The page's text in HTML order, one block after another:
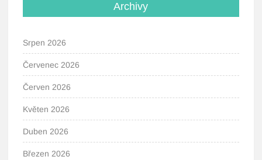
Archivy
Srpen 2026
Červenec 2026
Červen 2026
Květen 2026
Duben 2026
Březen 2026